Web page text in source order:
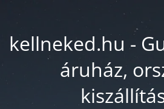
kellneked.hu -
áruház,